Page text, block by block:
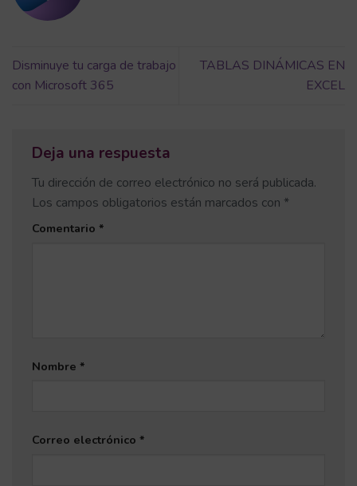
Disminuye tu carga de trabajo
con Microsoft 365
TABLAS DINÁMICAS EN
EXCEL
Deja una respuesta
Tu dirección de correo electrónico no será publicada.
Los campos obligatorios están marcados con *
Comentario *
Nombre *
Correo electrónico *